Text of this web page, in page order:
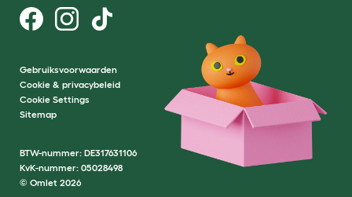
Gebruiksvoorwaarden
Cookie & privacybeleid
Cookie Settings
Sitemap
BTW-nummer: DE317631106
KvK-nummer: 05028498
© Omlet 2026